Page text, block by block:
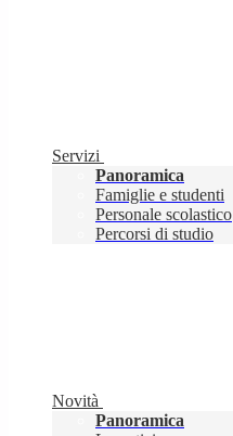
Servizi
Panoramica
Famiglie e studenti
Personale scolastico
Percorsi di studio
Novità
Panoramica